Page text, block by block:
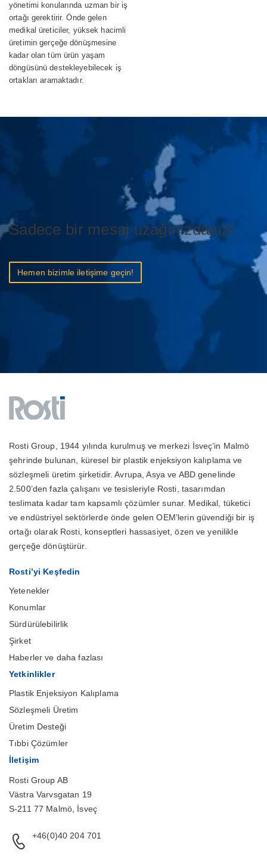
yönetimi konularında uzman bir iş
ortağı gerektirir. Önde gelen
medikal üreticiler, yüksek hacimli
üretimin gerçeğe dönüşmesine
kadar olan tüm ürün yaşam
döngüsünü destekleyebilecek iş
ortakları aramaktadır.
Sadece bir mesaj uzağınızdayız!
Hemen bizimle iletişime geçin!
Rosti Group, 1944 yılında kurulmuş ve merkezi İsveç’in Malmö
şehrinde bulunan, küresel bir plastik enjeksiyon kalıplama ve
sözleşmeli üretim şirketidir. Avrupa, Asya ve ABD genelinde
2.500’den fazla çalışanı ve tesisleriyle Rosti, tasarımdan
teslimata kadar tam kapsamlı çözümler sunar. Medikal, tüketici
ve endüstriyel sektörlerde önde gelen OEM’lerin güvendiği bir iş
ortağı olarak Rosti, konseptleri hassasiyet, özen ve yenilikle
gerçeğe dönüştürür.
Rosti’yi Keşfedin
Yetenekler
Konumlar
Sürdürülebilirlik
Şirket
Haberler ve daha fazlası
Yetkinlikler
Plastik Enjeksiyon Kalıplama
Sözleşmeli Üretim
Üretim Desteği
Tıbbi Çözümler
İletişim
Rosti Group AB
Västra Varvsgatan 19
S-211 77 Malmö, İsveç
+46(0)40 204 701